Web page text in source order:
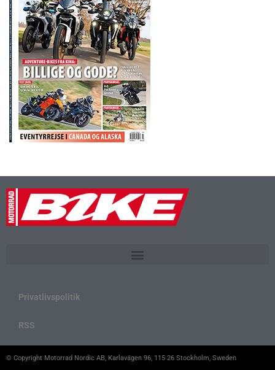
Privatlivspolitik
RSS
© Copyright Motorrad Nordic AB, Karlavägen 96, 115 26 Stockholm, Sweden